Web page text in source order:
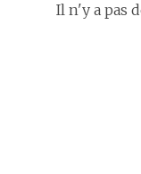
Il n'y a pas